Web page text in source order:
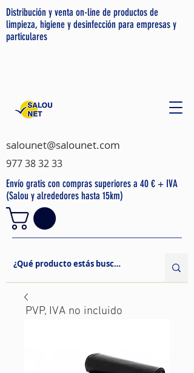
salounet@salounet.com
977 38 32 33
Envío gratis con compras superiores a 40 € + IVA
(Salou y alrededores hasta 15km)
Distribución y venta on-line de productos de
limpieza, higiene y desinfección para empresas y
particulares
PVP, IVA no incluido